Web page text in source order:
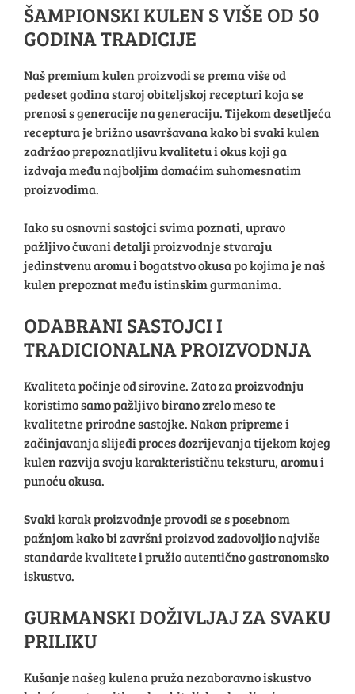
ŠAMPIONSKI KULEN S VIŠE OD 50
GODINA TRADICIJE
Naš premium kulen proizvodi se prema više od
pedeset godina staroj obiteljskoj recepturi koja se
prenosi s generacije na generaciju. Tijekom desetljeća
receptura je brižno usavršavana kako bi svaki kulen
zadržao prepoznatljivu kvalitetu i okus koji ga
izdvaja među najboljim domaćim suhomesnatim
proizvodima.
Iako su osnovni sastojci svima poznati, upravo
pažljivo čuvani detalji proizvodnje stvaraju
jedinstvenu aromu i bogatstvo okusa po kojima je naš
kulen prepoznat među istinskim gurmanima.
ODABRANI SASTOJCI I
TRADICIONALNA PROIZVODNJA
Kvaliteta počinje od sirovine. Zato za proizvodnju
koristimo samo pažljivo birano zrelo meso te
kvalitetne prirodne sastojke. Nakon pripreme i
začinjavanja slijedi proces dozrijevanja tijekom kojeg
kulen razvija svoju karakterističnu teksturu, aromu i
punoću okusa.
Svaki korak proizvodnje provodi se s posebnom
pažnjom kako bi završni proizvod zadovoljio najviše
standarde kvalitete i pružio autentično gastronomsko
iskustvo.
GURMANSKI DOŽIVLJAJ ZA SVAKU
PRILIKU
Kušanje našeg kulena pruža nezaboravno iskustvo